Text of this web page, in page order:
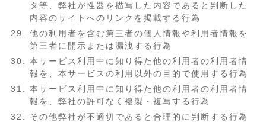
タ等、弊社が性器を描写した内容であると判断した
内容のサイトへのリンクを掲載する行為
他の利用者を含む第三者の個人情報や利用者情報を
第三者に開示または漏洩する行為
本サービス利用中に知り得た他の利用者の利用者情
報を、本サービスの利用以外の目的で使用する行為
本サービス利用中に知り得た他の利用者の利用者情
報を、弊社の許可なく複製・複写する行為
その他弊社が不適切であると合理的に判断する行為